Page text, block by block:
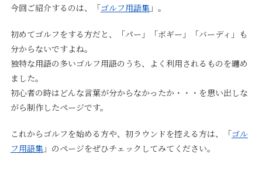
今回ご紹介するのは、「ゴルフ用語集」。
初めてゴルフをする方だと、「パー」「ボギー」「バーディ」も
分からないですよね。
独特な用語の多いゴルフ用語のうち、よく利用されるものを纏め
ました。
初心者の時はどんな言葉が分からなかったか・・・を思い出しな
がら制作したページです。
これからゴルフを始める方や、初ラウンドを控える方は、「ゴル
フ用語集」のページをぜひチェックしてみてください。